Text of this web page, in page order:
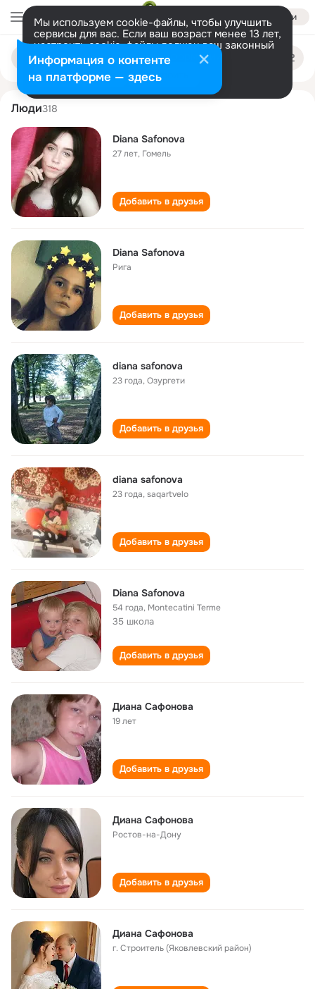
Войти
Мы используем cookie-файлы, чтобы улучшить
сервисы для вас. Если ваш возраст менее 13 лет,
настроить cookie-файлы должен ваш законный
представитель. Больше информации
Разрешить все Настроить
Поиск
людям
diana safonova
Люди318
Diana Safonova
27 лет, Гомель
Добавить в друзья
Diana Safonova
Рига
Добавить в друзья
diana safonova
23 года,Озургети
Добавить в друзья
diana safonova
23 года,saqartvelo
Добавить в друзья
Diana Safonova
54 года, Montecatini Terme
35 школа
Добавить в друзья
Диана Сафонова
19 лет
Добавить в друзья
Диана Сафонова
Ростов-на-Дону
Добавить в друзья
Диана Сафонова
г. Строитель (Яковлевский район)
Информация о контенте
на платформе — здесь